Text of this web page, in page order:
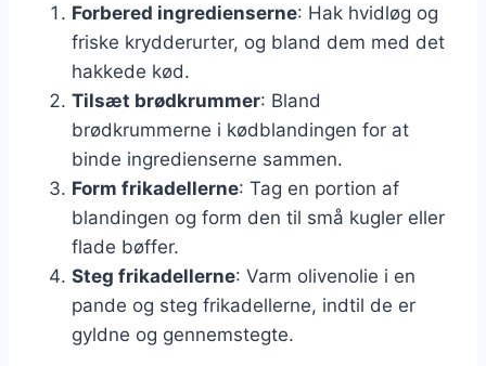
Forbered ingredienserne: Hak hvidløg og
friske krydderurter, og bland dem med det
hakkede kød.
Tilsæt brødkrummer: Bland
brødkrummerne i kødblandingen for at
binde ingredienserne sammen.
Form frikadellerne: Tag en portion af
blandingen og form den til små kugler eller
flade bøffer.
Steg frikadellerne: Varm olivenolie i en
pande og steg frikadellerne, indtil de er
gyldne og gennemstegte.